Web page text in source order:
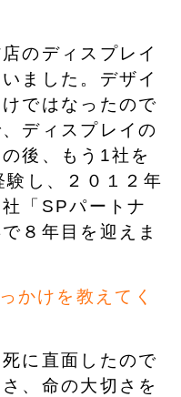
のディスプレイ
ました。デザイ
ではなったので
ディスプレイの
後、もう1社を
し、２０１２年
「SPパートナ
８年目を迎えま
かけを教えてく
に直面したので
、命の大切さを